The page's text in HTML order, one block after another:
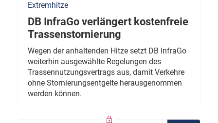
Extremhitze
DB InfraGo verlängert kostenfreie
Trassenstornierung
Wegen der anhaltenden Hitze setzt DB InfraGo
weiterhin ausgewählte Regelungen des
Trassennutzungsvertrags aus, damit Verkehre
ohne Stornierungsentgelte herausgenommen
werden können.